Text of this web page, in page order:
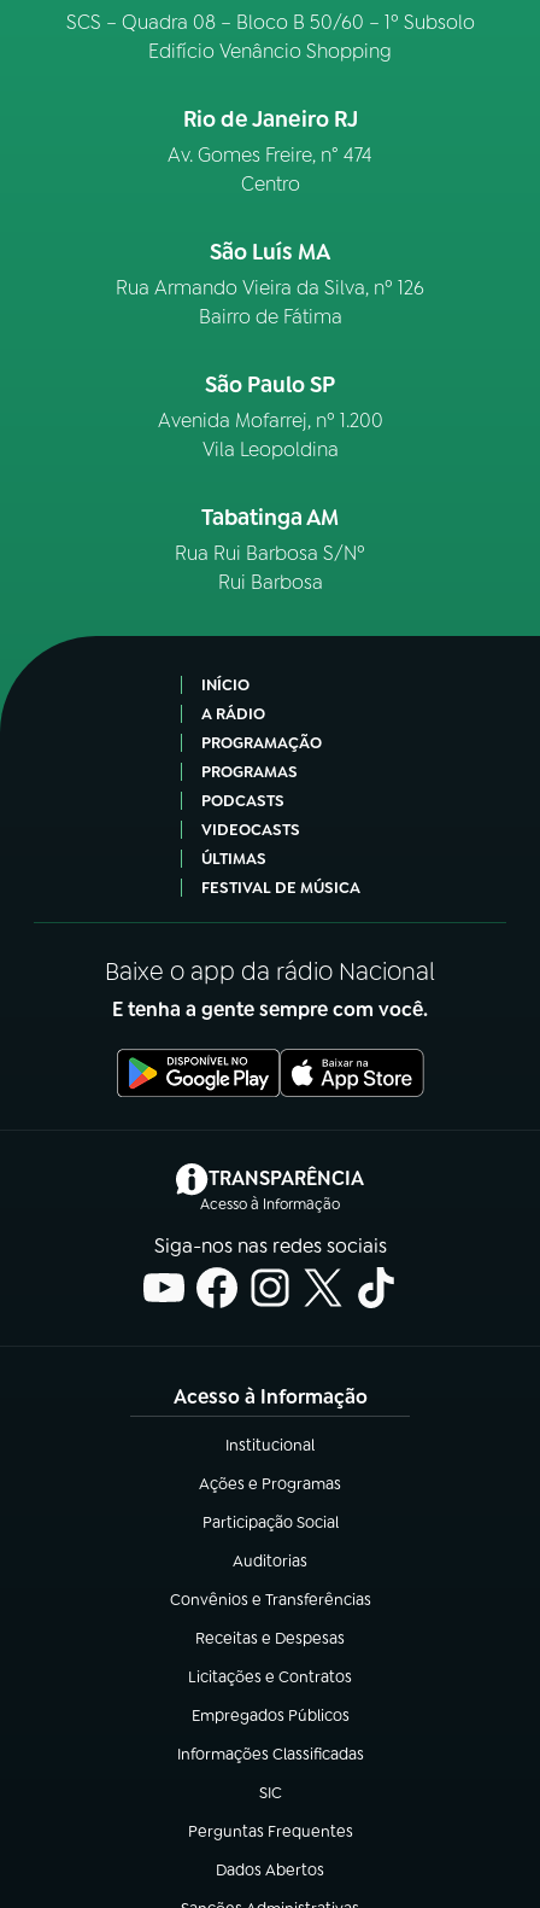
SCS – Quadra 08 – Bloco B 50/60 – 1º Subsolo
Edifício Venâncio Shopping
Rio de Janeiro RJ
Av. Gomes Freire, n° 474
Centro
São Luís MA
Rua Armando Vieira da Silva, nº 126
Bairro de Fátima
São Paulo SP
Avenida Mofarrej, nº 1.200
Vila Leopoldina
Tabatinga AM
Rua Rui Barbosa S/Nº
Rui Barbosa
INÍCIO
A RÁDIO
PROGRAMAÇÃO
PROGRAMAS
PODCASTS
VIDEOCASTS
ÚLTIMAS
FESTIVAL DE MÚSICA
Baixe o app da rádio Nacional
E tenha a gente sempre com você.
TRANSPARÊNCIA
Acesso à Informação
(abre em nova aba)
Siga-nos nas redes sociais
Acesso à Informação
Institucional
(abre em nova aba)
Ações e Programas
(abre em nova aba)
Participação Social
(abre em nova aba)
Auditorias
(abre em nova aba)
Convênios e Transferências
(abre em nova aba)
Receitas e Despesas
(abre em nova aba)
Licitações e Contratos
(abre em nova aba)
Empregados Públicos
(abre em nova aba)
Informações Classificadas
(abre em nova aba)
SIC
(abre em nova aba)
Perguntas Frequentes
(abre em nova aba)
Dados Abertos
(abre em nova aba)